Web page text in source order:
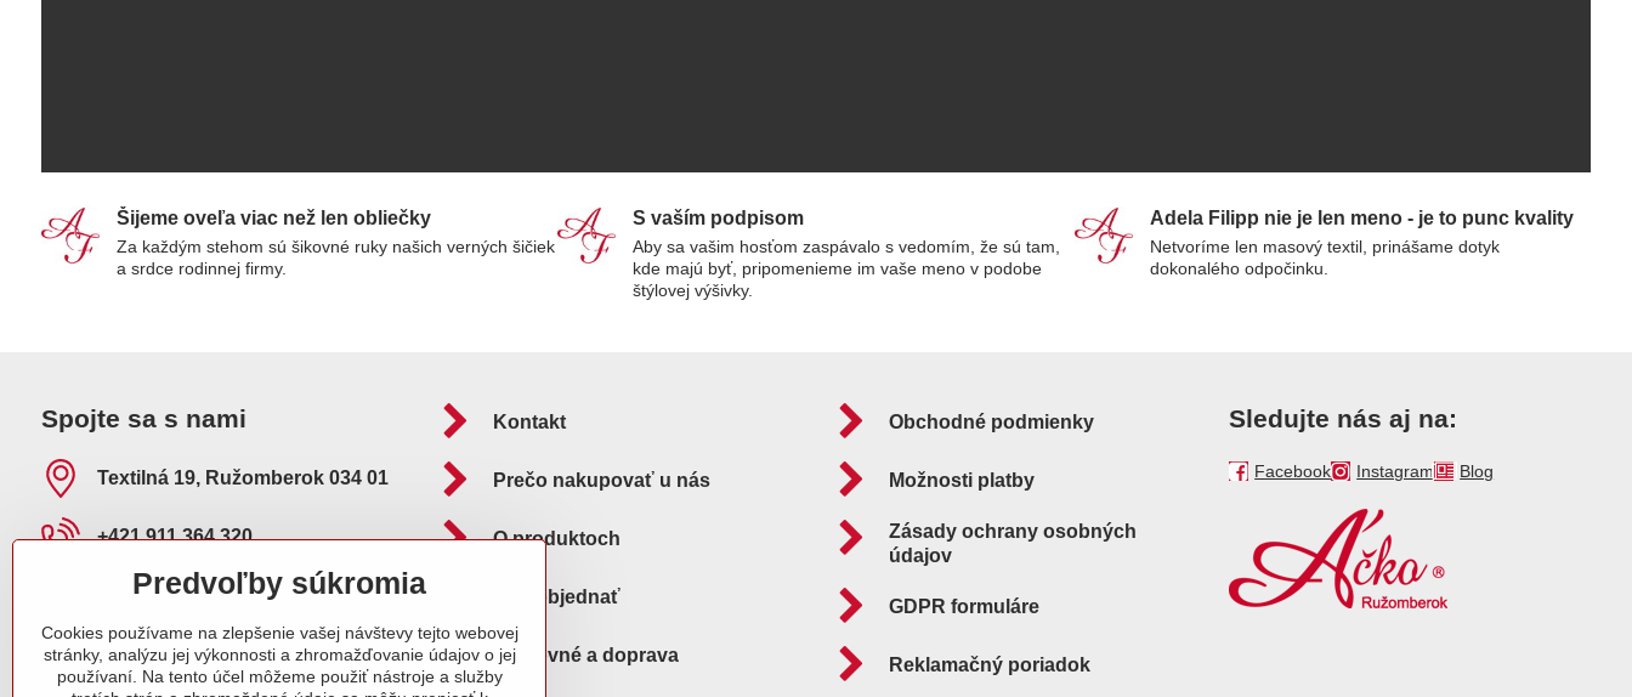
Šijeme oveľa viac než len obliečky
Za každým stehom sú šikovné ruky našich verných šičiek
a srdce rodinnej firmy.
S vaším podpisom
Aby sa vašim hosťom zaspávalo s vedomím, že sú tam,
kde majú byť, pripomenieme im vaše meno v podobe
štýlovej výšivky.
Adela Filipp nie je len meno - je to punc kvality
Netvoríme len masový textil, prinášame dotyk
dokonalého odpočinku.
Spojte sa s nami
Textilná 19, Ružomberok 034 01
+421 911 364 320
info​@adelafilipp​.sk
O nás
Kontakt
Prečo nakupovať u nás
O produktoch
Ako objednať
Poštovné a doprava
Obchodné podmienky
Možnosti platby
Zásady ochrany osobných
údajov
GDPR formuláre
Reklamačný poriadok
Sledujte nás aj na:
Facebook Instagram Blog
Predvoľby súkromia
Cookies používame na zlepšenie vašej návštevy tejto webovej
stránky, analýzu jej výkonnosti a zhromažďovanie údajov o jej
používaní. Na tento účel môžeme použiť nástroje a služby